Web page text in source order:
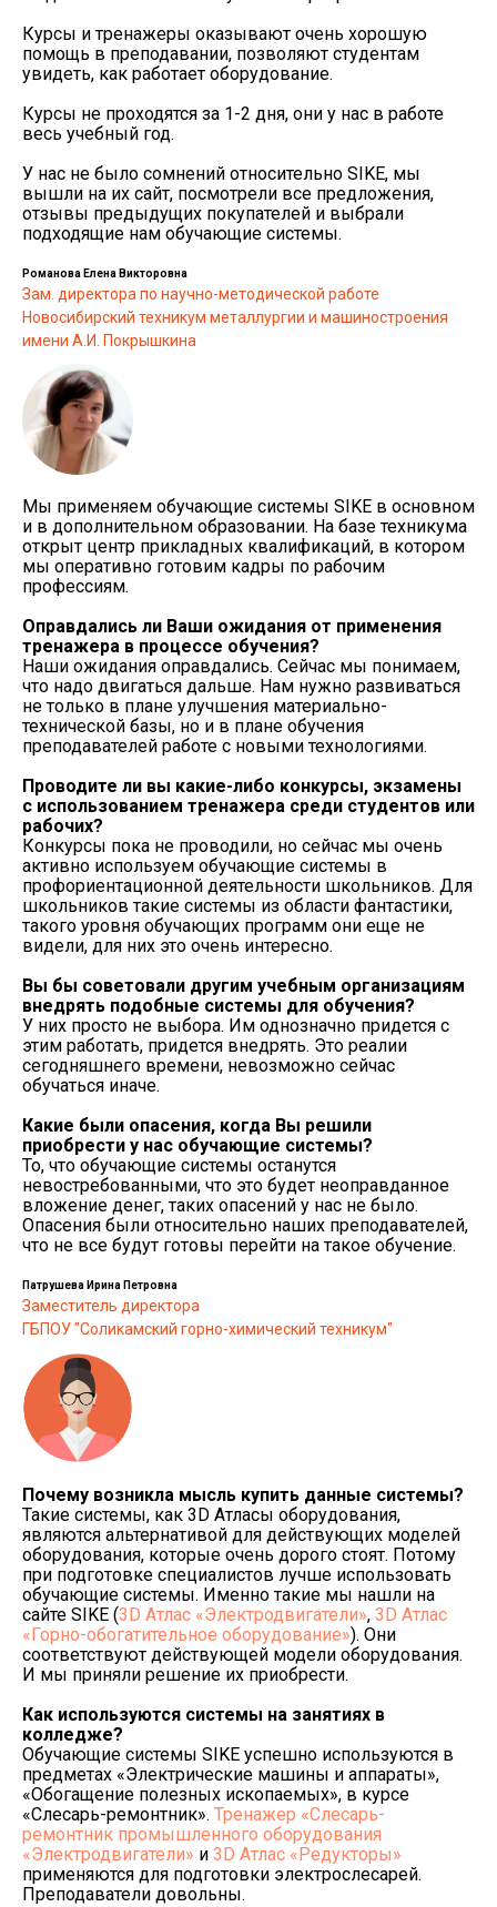
Курсы и тренажеры оказывают очень хорошую
помощь в преподавании, позволяют студентам
увидеть, как работает оборудование.
Курсы не проходятся за 1-2 дня, они у нас в работе
весь учебный год.
У нас не было сомнений относительно SIKE, мы
вышли на их сайт, посмотрели все предложения,
отзывы предыдущих покупателей и выбрали
подходящие нам обучающие системы.
Романова Елена Викторовна
Зам. директора по научно-методической работе
Новосибирский техникум металлургии и машиностроения
имени А.И. Покрышкина
Мы применяем обучающие системы SIKE в основном
и в дополнительном образовании. На базе техникума
открыт центр прикладных квалификаций, в котором
мы оперативно готовим кадры по рабочим
профессиям.
Оправдались ли Ваши ожидания от применения
тренажера в процессе обучения?
Наши ожидания оправдались. Сейчас мы понимаем,
что надо двигаться дальше. Нам нужно развиваться
не только в плане улучшения материально-
технической базы, но и в плане обучения
преподавателей работе с новыми технологиями.
Проводите ли вы какие-либо конкурсы, экзамены
с использованием тренажера среди студентов или
рабочих?
Конкурсы пока не проводили, но сейчас мы очень
активно используем обучающие системы в
профориентационной деятельности школьников. Для
школьников такие системы из области фантастики,
такого уровня обучающих программ они еще не
видели, для них это очень интересно.
Вы бы советовали другим учебным организациям
внедрять подобные системы для обучения?
У них просто не выбора. Им однозначно придется с
этим работать, придется внедрять. Это реалии
сегодняшнего времени, невозможно сейчас
обучаться иначе.
Какие были опасения, когда Вы решили
приобрести у нас обучающие системы?
То, что обучающие системы останутся
невостребованными, что это будет неоправданное
вложение денег, таких опасений у нас не было.
Опасения были относительно наших преподавателей,
что не все будут готовы перейти на такое обучение.
Патрушева Ирина Петровна
Заместитель директора
ГБПОУ "Соликамский горно-химический техникум"
Почему возникла мысль купить данные системы?
Такие системы, как 3D Атласы оборудования,
являются альтернативой для действующих моделей
оборудования, которые очень дорого стоят. Потому
при подготовке специалистов лучше использовать
обучающие системы. Именно такие мы нашли на
сайте SIKE (3D Атлас «Электродвигатели», 3D Атлас
«Горно-обогатительное оборудование»). Они
соответствуют действующей модели оборудования.
И мы приняли решение их приобрести.
Как используются системы на занятиях в
колледже?
Обучающие системы SIKE успешно используются в
предметах «Электрические машины и аппараты»,
«Обогащение полезных ископаемых», в курсе
«Слесарь-ремонтник». Тренажер «Слесарь-
ремонтник промышленного оборудования
«Электродвигатели» и 3D Атлас «Редукторы»
применяются для подготовки электрослесарей.
Преподаватели довольны.